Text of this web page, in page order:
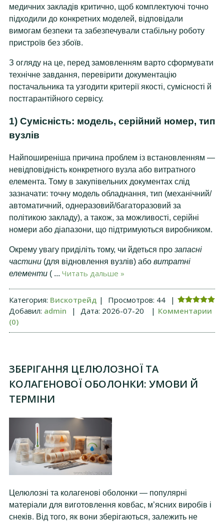
медичних закладів критично, щоб комплектуючі точно
підходили до конкретних моделей, відповідали
вимогам безпеки та забезпечували стабільну роботу
пристроїв без збоїв.
З огляду на це, перед замовленням варто сформувати
технічне завдання, перевірити документацію
постачальника та узгодити критерії якості, сумісності й
постгарантійного сервісу.
1) Сумісність: модель, серійний номер, тип
вузлів
Найпоширеніша причина проблем із встановленням —
невідповідність конкретного вузла або витратного
елемента. Тому в закупівельних документах слід
зазначати: точну модель обладнання, тип (механічний/
автоматичний, однеразовий/багаторазовий за
політикою закладу), а також, за можливості, серійні
номери або діапазони, що підтримуються виробником.
Окрему увагу приділіть тому, чи йдеться про запасні
частини (для відновлення вузлів) або витратні
елементи ( ... Читать дальше »
Категория: Вискотрейд | Просмотров: 44
|
Добавил: admin | Дата: 2026-07-20 | Комментарии
(0)
ЗБЕРІГАННЯ ЦЕЛЮЛОЗНОЇ ТА
КОЛАГЕНОВОЇ ОБОЛОНКИ: УМОВИ Й
ТЕРМІНИ
Целюлозні та колагенові оболонки — популярні
матеріали для виготовлення ковбас, м’ясних виробів і
снеків. Від того, як вони зберігаються, залежить не